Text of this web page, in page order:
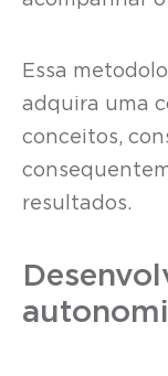
Essa
adquira uma
conceitos,
resultados.